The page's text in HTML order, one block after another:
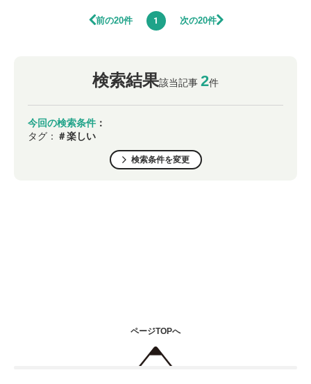
前の20件 1 次の20件
検索結果該当記事 2件
今回の検索条件 ：
タグ： ＃楽しい
検索条件を変更
ページTOPへ